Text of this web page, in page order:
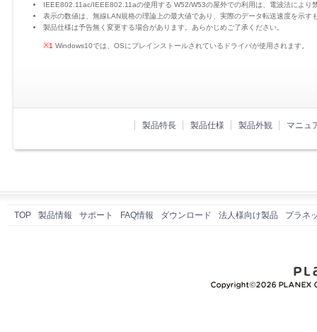
IEEE802.11ac/IEEE802.11aの使用する W52/W53の屋外での利用は、電波法により
表示の数値は、無線LAN規格の理論上の最大値であり、実際のデータ転送速度を示す
製品仕様は予告無く変更する場合があります。あらかじめご了承ください。
※1 Windows10では、OSにプレインストールされているドライバが使用されます。
製品特長 製品仕様 製品外観 マニュ
TOP 製品情報 サポート FAQ情報 ダウンロード 法人様向け製品 プラネ